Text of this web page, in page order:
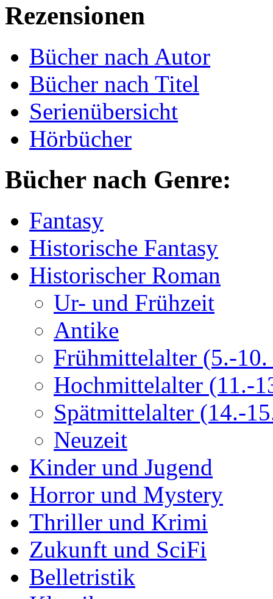
Rezensionen
Bücher nach Autor
Bücher nach Titel
Serienübersicht
Hörbücher
Bücher nach Genre:
Fantasy
Historische Fantasy
Historischer Roman
Ur- und Frühzeit
Antike
Frühmittelalter (5.-10.
Hochmittelalter (11.-
Spätmittelalter (14.-
Neuzeit
Kinder und Jugend
Horror und Mystery
Thriller und Krimi
Zukunft und SciFi
Belletristik